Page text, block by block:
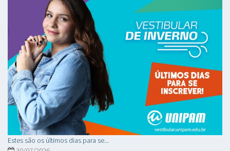
Estes são os últimos dias para se...